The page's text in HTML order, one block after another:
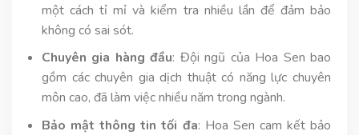
một cách tỉ mỉ và kiểm tra nhiều lần để đảm bảo
không có sai sót.
Chuyên gia hàng đầu: Đội ngũ của Hoa Sen bao
gồm các chuyên gia dịch thuật có năng lực chuyên
môn cao, đã làm việc nhiều năm trong ngành.
Bảo mật thông tin tối đa: Hoa Sen cam kết bảo